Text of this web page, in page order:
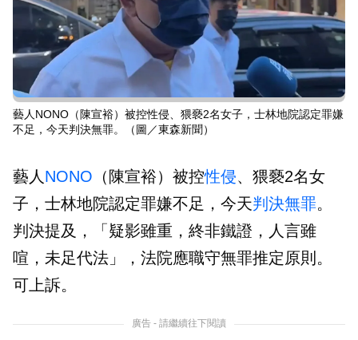
藝人NONO（陳宣裕）被控性侵、猥褻2名女子，士林地院認定罪嫌
不足，今天判決無罪。（圖／東森新聞）
藝人 NONO （陳宣裕）被控性侵、猥褻2名女
子，士林地院認定罪嫌不足，今天判決無罪。
判決提及，「疑影雖重，終非鐵證，人言雖
喧，未足代法」，法院應職守無罪推定原則。
可上訴。
廣告 - 請繼續往下閱讀